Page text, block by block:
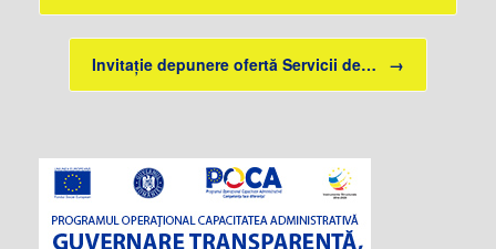
Invitație depunere ofertă Servicii de… →